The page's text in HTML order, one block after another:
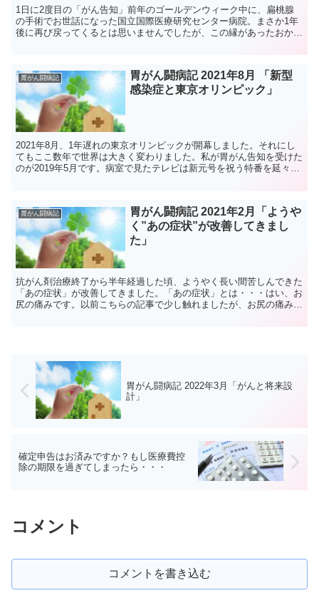
1日に2度目の「がん告知」前年のゴールデンウィーク中に、扁桃腺
の手術でお世話になった国立国際医療研究センター病院。まさか1年
後に再び戻ってくるとは思いませんでしたが、この縁があったおかげ
胃がん闘病記
胃がん闘病記 2021年8月 「新型
感染症と東京オリンピック」
2021年8月、1年遅れの東京オリンピックが開幕しました。それにし
てもここ数年で世界は大きく変わりました。私が胃がん告知を受けた
のが2019年5月です。病室で見たテレビは新元号を祝う特番を延々と
胃がん闘病記
胃がん闘病記 2021年2月「ようや
く”あの症状”が改善してきまし
た」
抗がん剤治療終了から半年経過した頃、ようやく長い間苦しんできた
「あの症状」が改善してきました。「あの症状」とは・・・はい、お
尻の痛みです。以前こちらの記事で少し触れましたが、お尻の痛みと
胃がん闘病記 2022年3月「がんと将来設
計」
確定申告はお済みですか？もし医療費控
除の期限を過ぎてしまったら・・・
コメント
コメントを書き込む